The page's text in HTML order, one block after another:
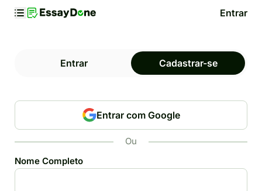
Entrar
Entrar Cadastrar-se
Entrar com Google
Ou
Nome Completo